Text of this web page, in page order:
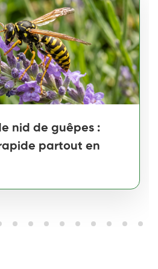
nid de guêpes :
partout en